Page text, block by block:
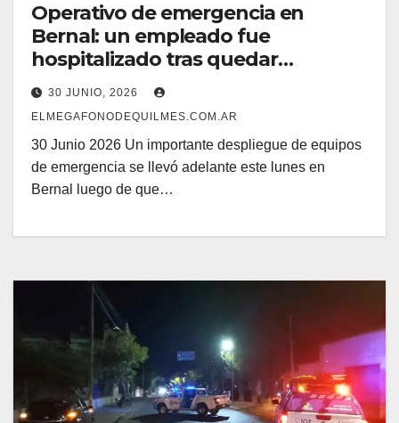
Operativo de emergencia en
Bernal: un empleado fue
hospitalizado tras quedar
atrapado en una maquina
30 JUNIO, 2026
ELMEGAFONODEQUILMES.COM.AR
30 Junio 2026 Un importante despliegue de equipos
de emergencia se llevó adelante este lunes en
Bernal luego de que…